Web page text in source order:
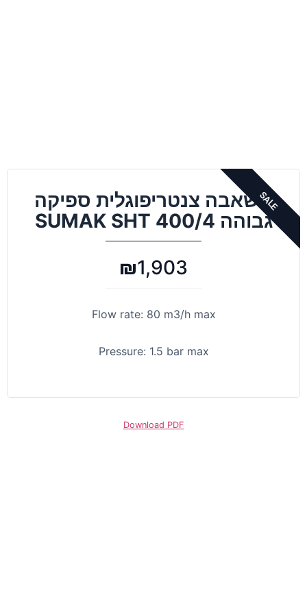
משאבה צנטריפוגלית ספיקה
גבוהה 400/4 SUMAK SHT
₪1,903
Flow rate: 80 m3/h max
Pressure: 1.5 bar max
Download PDF